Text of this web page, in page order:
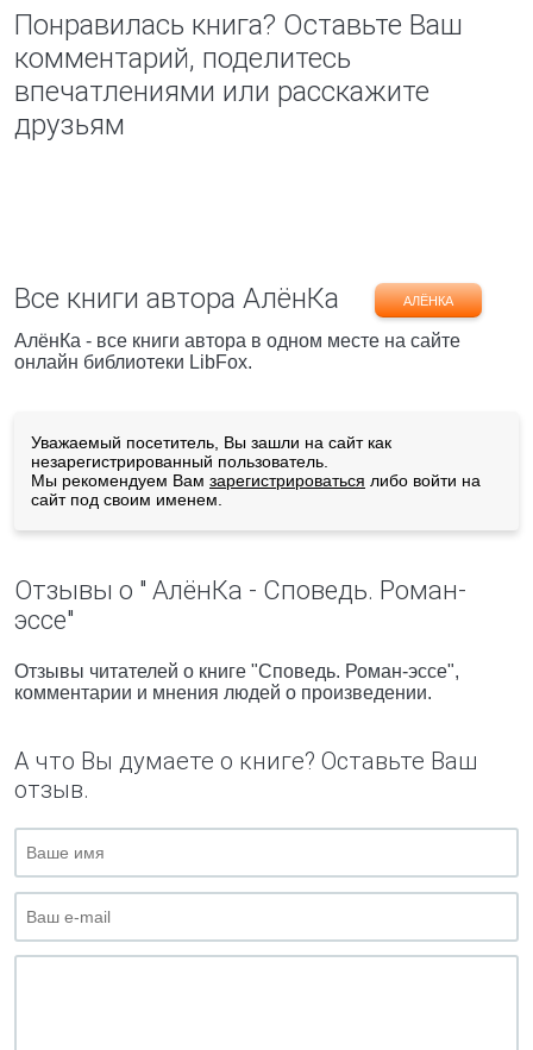
Понравилась книга? Оставьте Ваш
комментарий, поделитесь
впечатлениями или расскажите
друзьям
Все книги автора АлёнКа АЛЁНКА
АлёнКа - все книги автора в одном месте на сайте
онлайн библиотеки LibFox.
Уважаемый посетитель, Вы зашли на сайт как
незарегистрированный пользователь.
Мы рекомендуем Вам зарегистрироваться либо войти на
сайт под своим именем.
Отзывы о " АлёнКа - Споведь. Роман-
эссе"
Отзывы читателей о книге "Споведь. Роман-эссе",
комментарии и мнения людей о произведении.
А что Вы думаете о книге? Оставьте Ваш
отзыв.